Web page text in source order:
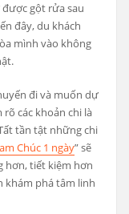
gột rửa sau
đây, du khách
mình vào không
đi và muốn dự
các khoản chi là
tần tật những chi
Chúc 1 ngày” sẽ
hơn, tiết kiệm hơn
khám phá tâm linh